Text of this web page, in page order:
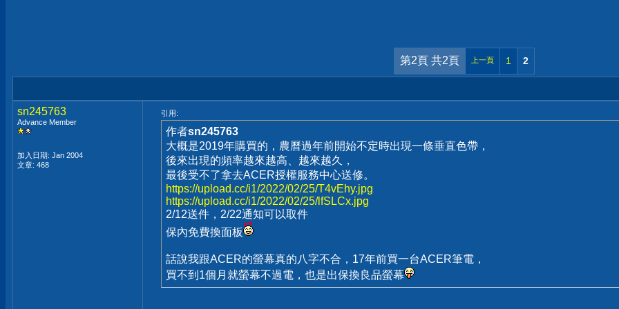
第2頁 共2頁 上一頁 1 2
sn245763
Advance Member
加入日期: Jan 2004
文章: 468
引用:
作者sn245763
大概是2019年購買的，農曆過年前開始不定時出現一條垂直色帶，
後來出現的頻率越來越高、越來越久，
最後受不了拿去ACER授權服務中心送修。
https://upload.cc/i1/2022/02/25/T4vEhy.jpg
https://upload.cc/i1/2022/02/25/lfSLCx.jpg
2/12送件，2/22通知可以取件
保內免費換面板
話說我跟ACER的螢幕真的八字不合，17年前買一台ACER筆電，
買不到1個月就螢幕不過電，也是出保換良品螢幕